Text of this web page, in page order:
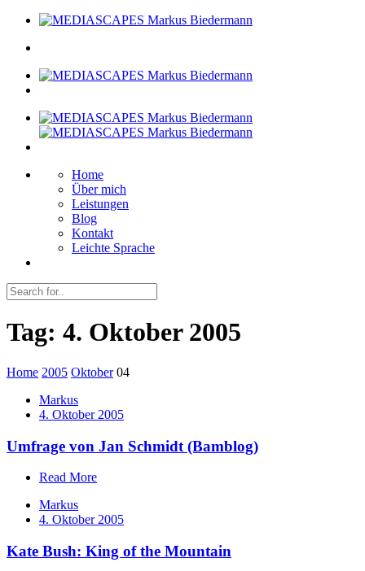
Home
Über mich
Leistungen
Blog
Kontakt
Leichte Sprache
Tag: 4. Oktober 2005
Home 2005 Oktober 04
Markus
4. Oktober 2005
Umfrage von Jan Schmidt (Bamblog)
Read More
Markus
4. Oktober 2005
Kate Bush: King of the Mountain